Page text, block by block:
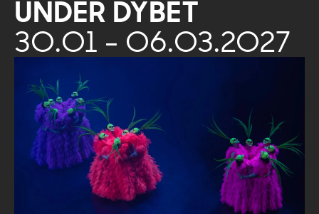
UNDER DYBET
30.01 - 06.03.2027